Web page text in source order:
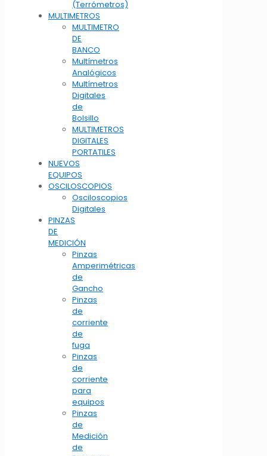
(Terrómetros)
MULTIMETROS
MULTIMETRO
DE
BANCO
Multímetros
Analógicos
Multímetros
Digitales
de
Bolsillo
MULTIMETROS
DIGITALES
PORTATILES
NUEVOS
EQUIPOS
OSCILOSCOPIOS
Osciloscopios
Digitales
PINZAS
DE
MEDICIÓN
Pinzas
Amperimétricas
de
Gancho
Pinzas
de
corriente
de
fuga
Pinzas
de
corriente
para
equipos
Pinzas
de
Medición
de